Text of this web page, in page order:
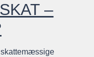
–
skattemæssige